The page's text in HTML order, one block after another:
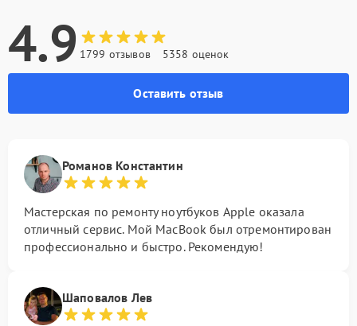
4.9 1799 отзывов 5358 оценок
Оставить отзыв
Романов Константин
Мастерская по ремонту ноутбуков Apple оказала
отличный сервис. Мой MacBook был отремонтирован
профессионально и быстро. Рекомендую!
Шаповалов Лев